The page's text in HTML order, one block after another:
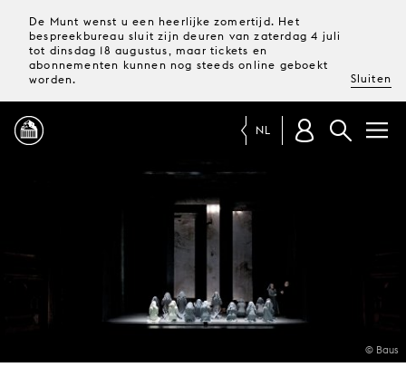
De Munt wenst u een heerlijke zomertijd. Het
bespreekbureau sluit zijn deuren van zaterdag 4 juli
tot dinsdag 18 augustus, maar tickets en
abonnementen kunnen nog steeds online geboekt
worden.
Sluiten
TICKETS &
ABONNEMENTEN
UW
NL
© Baus